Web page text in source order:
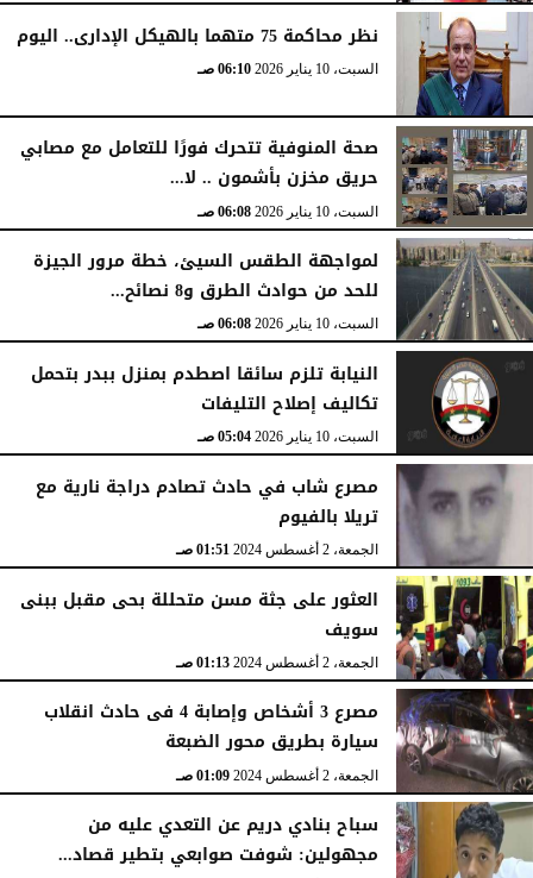
نظر محاكمة 75 متهما بالهيكل الإدارى.. اليوم
السبت، 10 يناير 2026 06:10 صـ
صحة المنوفية تتحرك فورًا للتعامل مع مصابي
حريق مخزن بأشمون .. لا...
السبت، 10 يناير 2026 06:08 صـ
لمواجهة الطقس السيئ، خطة مرور الجيزة
للحد من حوادث الطرق و8 نصائح...
السبت، 10 يناير 2026 06:08 صـ
النيابة تلزم سائقا اصطدم بمنزل ببدر بتحمل
تكاليف إصلاح التليفات
السبت، 10 يناير 2026 05:04 صـ
مصرع شاب في حادث تصادم دراجة نارية مع
تريلا بالفيوم
الجمعة، 2 أغسطس 2024 01:51 صـ
العثور على جثة مسن متحللة بحى مقبل ببنى
سويف
الجمعة، 2 أغسطس 2024 01:13 صـ
مصرع 3 أشخاص وإصابة 4 فى حادث انقلاب
سيارة بطريق محور الضبعة
الجمعة، 2 أغسطس 2024 01:09 صـ
سباح بنادي دريم عن التعدي عليه من
مجهولين: شوفت صوابعي بتطير قصاد...